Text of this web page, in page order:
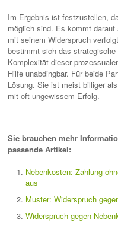
Im Ergebnis ist festzustellen,
möglich sind. Es kommt
mit seinem Widerspruch
bestimmt sich das
Komplexität dieser
Hilfe unabdingbar. Für beide
Lösung. Sie ist meist billiger
mit oft ungewissem Erfolg.
Sie brauchen mehr
passende Artikel:
Nebenkosten: Zahlung
aus
Muster: Widerspruch
Widerspruch gegen